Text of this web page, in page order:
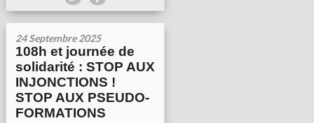
24 Septembre 2025
108h et journée de
solidarité : STOP AUX
INJONCTIONS !
STOP AUX PSEUDO-
FORMATIONS